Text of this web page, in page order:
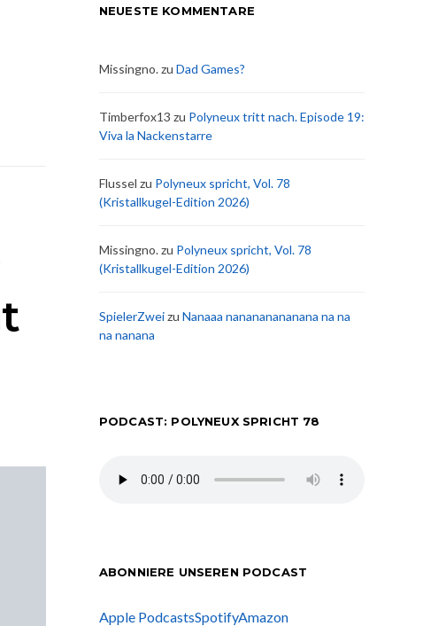
NEUESTE KOMMENTARE
Missingno.zu Dad Games?
Timberfox13 zu Polyneux tritt nach. Episode 19:
Viva la Nackenstarre
Flussel zu Polyneux spricht, Vol. 78
(Kristallkugel-Edition 2026)
Missingno.zu Polyneux spricht, Vol. 78
(Kristallkugel-Edition 2026)
SpielerZweizu Nanaaa nanananananana na na
na nanana
PODCAST: POLYNEUX SPRICHT 78
ABONNIERE UNSEREN PODCAST
Apple PodcastsSpotifyAmazon